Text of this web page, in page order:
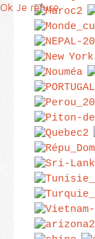
Ok Je refuse